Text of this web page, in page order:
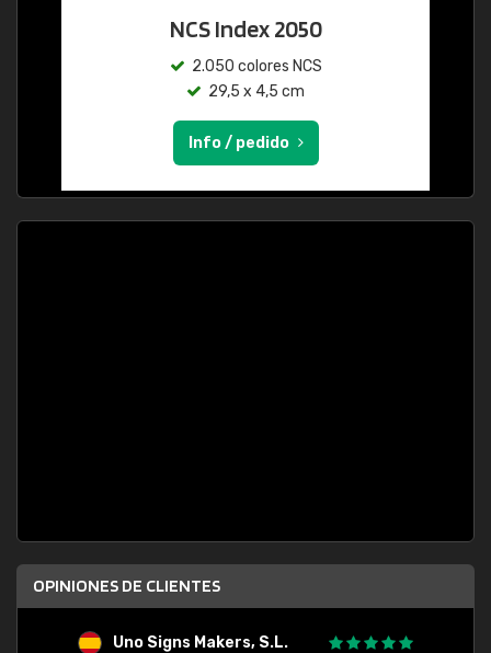
NCS Index 2050
2.050 colores NCS
29,5 x 4,5 cm
Info / pedido
OPINIONES DE CLIENTES
Uno Signs Makers, S.L.